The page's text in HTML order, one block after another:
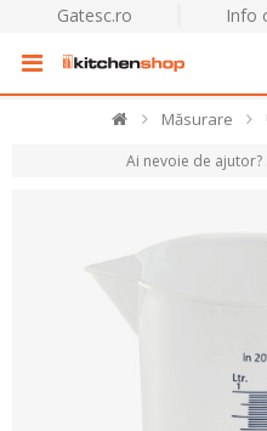
Gatesc.ro Info
Măsurare
Ai nevoie de ajutor?